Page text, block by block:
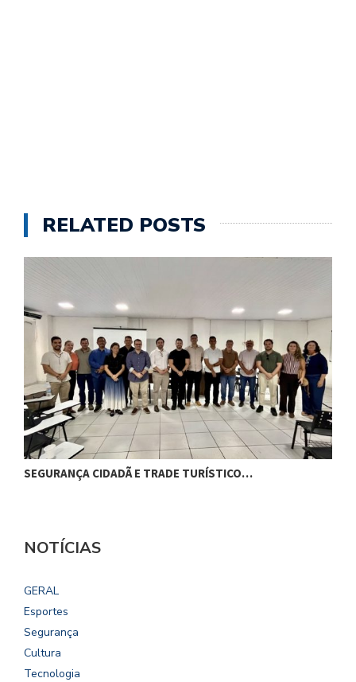
RELATED POSTS
SEGURANÇA CIDADÃ E TRADE TURÍSTICO…
NOTÍCIAS
GERAL
Esportes
Segurança
Cultura
Tecnologia